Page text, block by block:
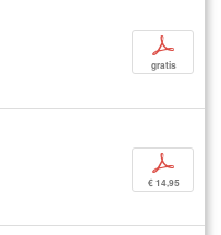
p
gratis
p
€ 14,95